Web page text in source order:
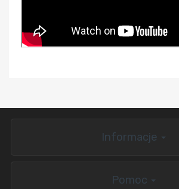
Informacje
Pomoc